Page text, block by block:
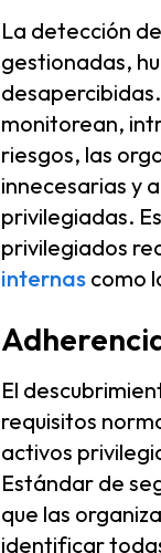
La detección
gestionadas,
monitorean,
riesgos, las
innecesarias y
privilegiadas.
privilegiados
internas como
El
requisitos
activos
Estándar de
que las
identificar